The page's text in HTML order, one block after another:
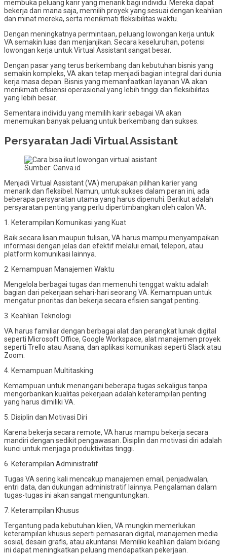
membuka peluang karir yang menarik bagi individu. Mereka dapat
bekerja dari mana saja, memilih proyek yang sesuai dengan keahlian
dan minat mereka, serta menikmati fleksibilitas waktu.
Dengan meningkatnya permintaan, peluang lowongan kerja untuk
VA semakin luas dan menjanjikan. Secara keseluruhan, potensi
lowongan kerja untuk Virtual Assistant sangat besar.
Dengan pasar yang terus berkembang dan kebutuhan bisnis yang
semakin kompleks, VA akan tetap menjadi bagian integral dari dunia
kerja masa depan. Bisnis yang memanfaatkan layanan VA akan
menikmati efisiensi operasional yang lebih tinggi dan fleksibilitas
yang lebih besar.
Sementara individu yang memilih karir sebagai VA akan
menemukan banyak peluang untuk berkembang dan sukses.
Persyaratan Jadi Virtual Assistant
Sumber: Canva.id
Menjadi Virtual Assistant (VA) merupakan pilihan karier yang
menarik dan fleksibel. Namun, untuk sukses dalam peran ini, ada
beberapa persyaratan utama yang harus dipenuhi. Berikut adalah
persyaratan penting yang perlu dipertimbangkan oleh calon VA:
1. Keterampilan Komunikasi yang Kuat
Baik secara lisan maupun tulisan, VA harus mampu menyampaikan
informasi dengan jelas dan efektif melalui email, telepon, atau
platform komunikasi lainnya.
2. Kemampuan Manajemen Waktu
Mengelola berbagai tugas dan memenuhi tenggat waktu adalah
bagian dari pekerjaan sehari-hari seorang VA. Kemampuan untuk
mengatur prioritas dan bekerja secara efisien sangat penting.
3. Keahlian Teknologi
VA harus familiar dengan berbagai alat dan perangkat lunak digital
seperti Microsoft Office, Google Workspace, alat manajemen proyek
seperti Trello atau Asana, dan aplikasi komunikasi seperti Slack atau
Zoom.
4. Kemampuan Multitasking
Kemampuan untuk menangani beberapa tugas sekaligus tanpa
mengorbankan kualitas pekerjaan adalah keterampilan penting
yang harus dimiliki VA.
5. Disiplin dan Motivasi Diri
Karena bekerja secara remote, VA harus mampu bekerja secara
mandiri dengan sedikit pengawasan. Disiplin dan motivasi diri adalah
kunci untuk menjaga produktivitas tinggi.
6. Keterampilan Administratif
Tugas VA sering kali mencakup manajemen email, penjadwalan,
entri data, dan dukungan administratif lainnya. Pengalaman dalam
tugas-tugas ini akan sangat menguntungkan.
7. Keterampilan Khusus
Tergantung pada kebutuhan klien, VA mungkin memerlukan
keterampilan khusus seperti pemasaran digital, manajemen media
sosial, desain grafis, atau akuntansi. Memiliki keahlian dalam bidang
ini dapat meningkatkan peluang mendapatkan pekerjaan.